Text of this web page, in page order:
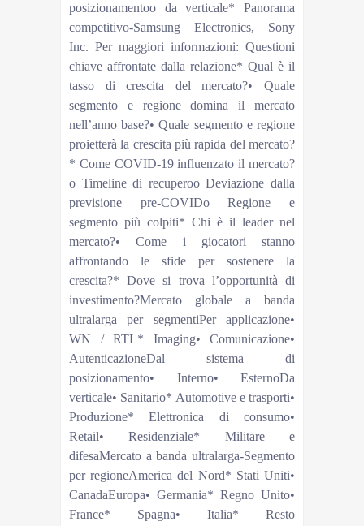
posizionamentoo da verticale* Panorama
competitivo-Samsung Electronics, Sony
Inc. Per maggiori informazioni: Questioni
chiave affrontate dalla relazione* Qual è il
tasso di crescita del mercato?• Quale
segmento e regione domina il mercato
nell’anno base?• Quale segmento e regione
proietterà la crescita più rapida del mercato?
* Come COVID-19 influenzato il mercato?
o Timeline di recuperoo Deviazione dalla
previsione pre-COVIDo Regione e
segmento più colpiti* Chi è il leader nel
mercato?• Come i giocatori stanno
affrontando le sfide per sostenere la
crescita?* Dove si trova l’opportunità di
investimento?Mercato globale a banda
ultralarga per segmentiPer applicazione•
WN / RTL* Imaging• Comunicazione•
AutenticazioneDal sistema di
posizionamento• Interno• EsternoDa
verticale• Sanitario* Automotive e trasporti•
Produzione* Elettronica di consumo•
Retail• Residenziale* Militare e
difesaMercato a banda ultralarga-Segmento
per regioneAmerica del Nord* Stati Uniti•
CanadaEuropa• Germania* Regno Unito•
France* Spagna• Italia* Resto